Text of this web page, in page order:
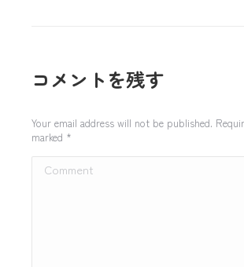
コメントを残す
Your email address will not be published.
marked *
Comment